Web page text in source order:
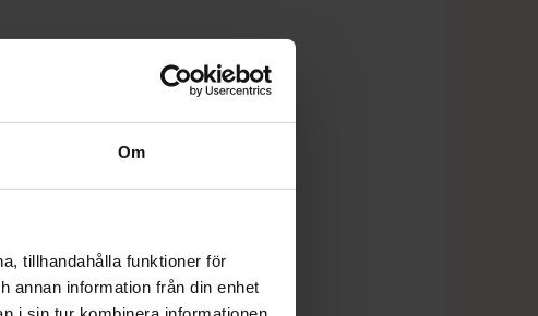
Om
tillhandahålla funktioner för
annan information från din enhet